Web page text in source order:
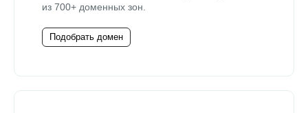
из 700+ доменных зон.
Подобрать домен